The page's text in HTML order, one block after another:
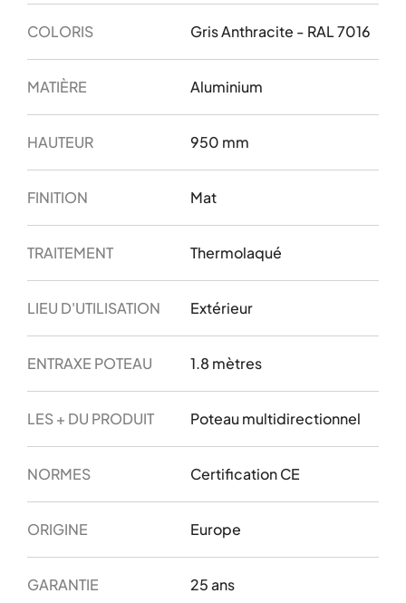
COLORIS Gris Anthracite - RAL 7016
MATIÈRE Aluminium
HAUTEUR 950 mm
FINITION Mat
TRAITEMENT Thermolaqué
LIEU D'UTILISATION Extérieur
ENTRAXE POTEAU 1.8 mètres
LES + DU PRODUIT Poteau multidirectionnel
NORMES Certification CE
ORIGINE Europe
GARANTIE 25 ans